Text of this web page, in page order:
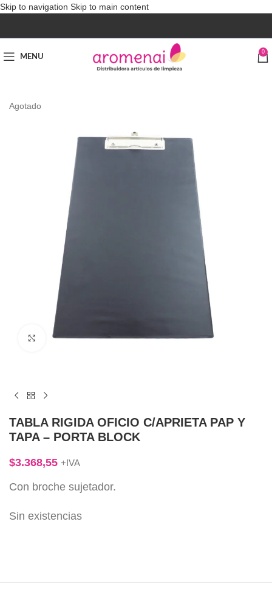
Skip to navigation Skip to main content
MENU
0
Agotado
Click to enlarge
TABLA RIGIDA OFICIO C/APRIETA PAP Y
TAPA – PORTA BLOCK
$3.368,55 +IVA
Con broche sujetador.
Sin existencias